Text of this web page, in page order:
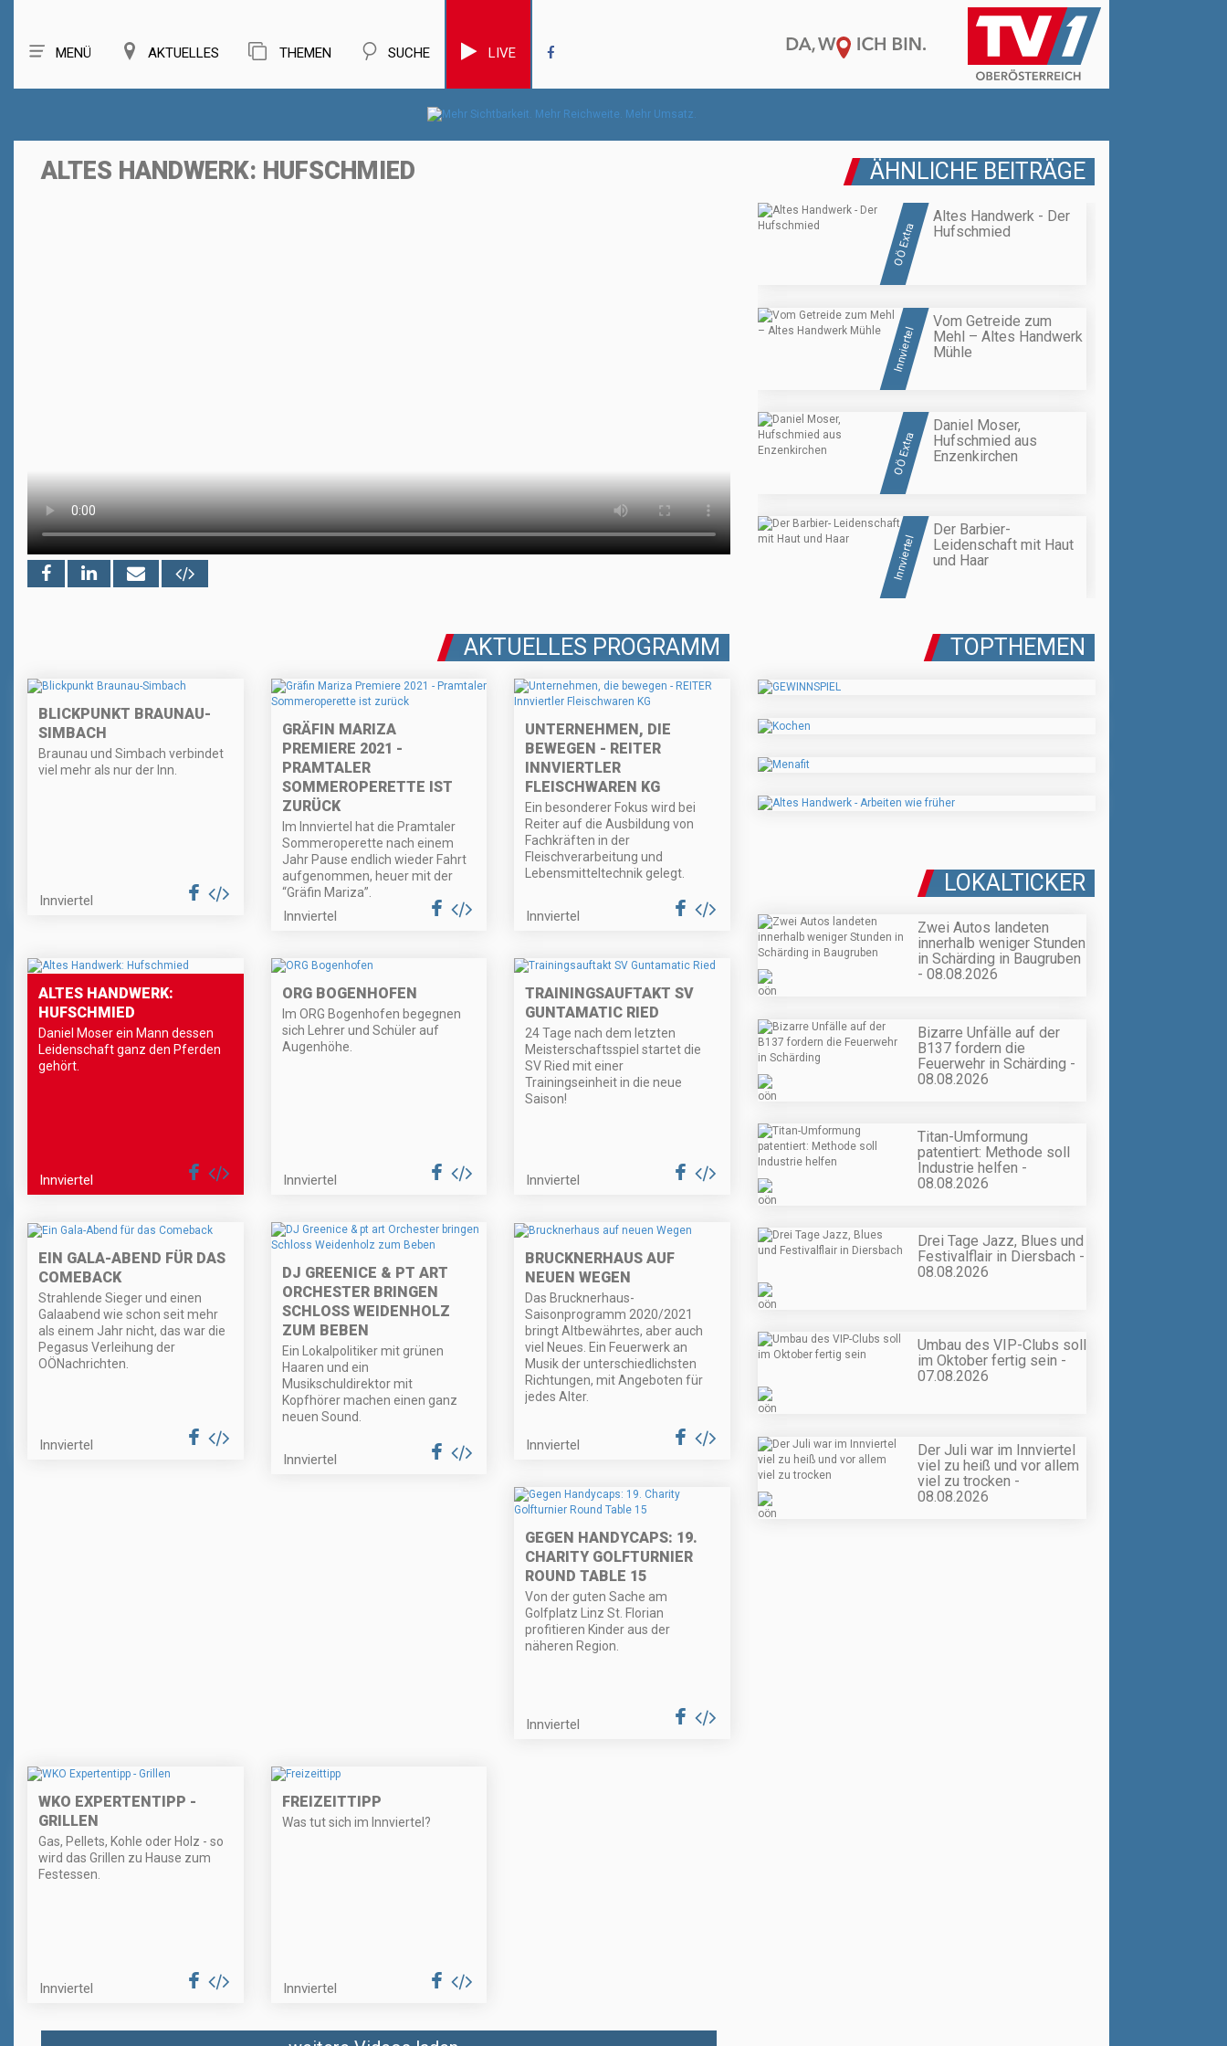
MENÜ AKTUELLES THEMEN SUCHE LIVE
ALTES HANDWERK: HUFSCHMIED ÄHNLICHE BEITRÄGE
OÖ Extra
Altes Handwerk - Der
Hufschmied
Innviertel
Vom Getreide zum
Mehl – Altes Handwerk
Mühle
OÖ Extra
Daniel Moser,
Hufschmied aus
Enzenkirchen
Innviertel
Der Barbier-
Leidenschaft mit Haut
und Haar
AKTUELLES PROGRAMM
BLICKPUNKT BRAUNAU-
SIMBACH
Braunau und Simbach verbindet
viel mehr als nur der Inn.
Innviertel
GRÄFIN MARIZA
PREMIERE 2021 -
PRAMTALER
SOMMEROPERETTE IST
ZURÜCK
Im Innviertel hat die Pramtaler
Sommeroperette nach einem
Jahr Pause endlich wieder Fahrt
aufgenommen, heuer mit der
“Gräfin Mariza”.
Innviertel
UNTERNEHMEN, DIE
BEWEGEN - REITER
INNVIERTLER
FLEISCHWAREN KG
Ein besonderer Fokus wird bei
Reiter auf die Ausbildung von
Fachkräften in der
Fleischverarbeitung und
Lebensmitteltechnik gelegt.
Innviertel
ALTES HANDWERK:
HUFSCHMIED
Daniel Moser ein Mann dessen
Leidenschaft ganz den Pferden
gehört.
Innviertel
ORG BOGENHOFEN
Im ORG Bogenhofen begegnen
sich Lehrer und Schüler auf
Augenhöhe.
Innviertel
TRAININGSAUFTAKT SV
GUNTAMATIC RIED
24 Tage nach dem letzten
Meisterschaftsspiel startet die
SV Ried mit einer
Trainingseinheit in die neue
Saison!
Innviertel
EIN GALA-ABEND FÜR DAS
COMEBACK
Strahlende Sieger und einen
Galaabend wie schon seit mehr
als einem Jahr nicht, das war die
Pegasus Verleihung der
OÖNachrichten.
Innviertel
DJ GREENICE & PT ART
ORCHESTER BRINGEN
SCHLOSS WEIDENHOLZ
ZUM BEBEN
Ein Lokalpolitiker mit grünen
Haaren und ein
Musikschuldirektor mit
Kopfhörer machen einen ganz
neuen Sound.
Innviertel
BRUCKNERHAUS AUF
NEUEN WEGEN
Das Brucknerhaus-
Saisonprogramm 2020/2021
bringt Altbewährtes, aber auch
viel Neues. Ein Feuerwerk an
Musik der unterschiedlichsten
Richtungen, mit Angeboten für
jedes Alter.
Innviertel
GEGEN HANDYCAPS: 19.
CHARITY GOLFTURNIER
ROUND TABLE 15
Von der guten Sache am
Golfplatz Linz St. Florian
profitieren Kinder aus der
näheren Region.
Innviertel
WKO EXPERTENTIPP -
GRILLEN
Gas, Pellets, Kohle oder Holz - so
wird das Grillen zu Hause zum
Festessen.
Innviertel
FREIZEITTIPP
Was tut sich im Innviertel?
Innviertel
TOPTHEMEN
LOKALTICKER
Zwei Autos landeten
innerhalb weniger Stunden
in Schärding in Baugruben
- 08.08.2026
Bizarre Unfälle auf der
B137 fordern die
Feuerwehr in Schärding -
08.08.2026
Titan-Umformung
patentiert: Methode soll
Industrie helfen -
08.08.2026
Drei Tage Jazz, Blues und
Festivalflair in Diersbach -
08.08.2026
Umbau des VIP-Clubs soll
im Oktober fertig sein -
07.08.2026
Der Juli war im Innviertel
viel zu heiß und vor allem
viel zu trocken -
08.08.2026